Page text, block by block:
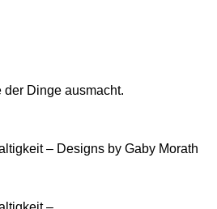
Dinge ausmacht.
– Designs by Gaby Morath